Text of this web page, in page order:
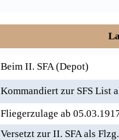
Beim II. SFA (Depot)
Kommandiert zur SFS List
Fliegerzulage ab
Versetzt zur II. SFA als